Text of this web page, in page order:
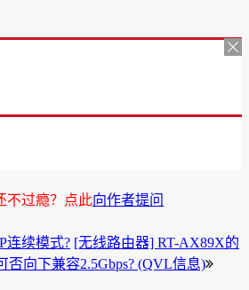
不过瘾？点此向作者提问
连续模式? [无线路由器] RT-AX89X的
否向下兼容2.5Gbps? (QVL信息)